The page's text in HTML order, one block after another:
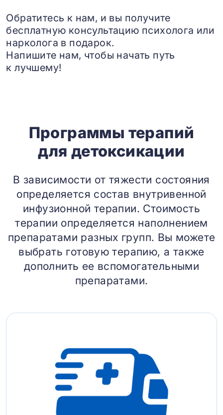
Обратитесь к нам, и вы получите
бесплатную консультацию психолога или
нарколога в подарок.
Напишите нам, чтобы начать путь
к лучшему!
Программы терапий
для детоксикации
В зависимости от тяжести состояния
определяется состав внутривенной
инфузионной терапии. Стоимость
терапии определяется наполнением
препаратами разных групп. Вы можете
выбрать готовую терапию, а также
дополнить ее вспомогательными
препаратами.